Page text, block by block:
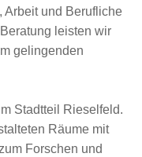
Arbeit und Berufliche
leisten wir
gelingenden
Stadtteil Rieselfeld.
Räume mit
Forschen und